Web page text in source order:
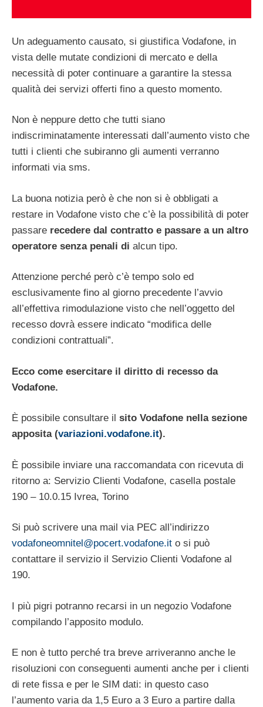
Un adeguamento causato, si giustifica Vodafone, in
vista delle mutate condizioni di mercato e della
necessità di poter continuare a garantire la stessa
qualità dei servizi offerti fino a questo momento.
Non è neppure detto che tutti siano
indiscriminatamente interessati dall’aumento visto che
tutti i clienti che subiranno gli aumenti verranno
informati via sms.
La buona notizia però è che non si è obbligati a
restare in Vodafone visto che c’è la possibilità di poter
passare recedere dal contratto e passare a un altro
operatore senza penali di alcun tipo.
Attenzione perché però c’è tempo solo ed
esclusivamente fino al giorno precedente l’avvio
all’effettiva rimodulazione visto che nell’oggetto del
recesso dovrà essere indicato “modifica delle
condizioni contrattuali”.
Ecco come esercitare il diritto di recesso da
Vodafone.
È possibile consultare il sito Vodafone nella sezione
apposita (variazioni.vodafone.it).
È possibile inviare una raccomandata con ricevuta di
ritorno a: Servizio Clienti Vodafone, casella postale
190 – 10.0.15 Ivrea, Torino
Si può scrivere una mail via PEC all’indirizzo
vodafoneomnitel@pocert.vodafone.it o si può
contattare il servizio il Servizio Clienti Vodafone al
190.
I più pigri potranno recarsi in un negozio Vodafone
compilando l’apposito modulo.
E non è tutto perché tra breve arriveranno anche le
risoluzioni con conseguenti aumenti anche per i clienti
di rete fissa e per le SIM dati: in questo caso
l’aumento varia da 1,5 Euro a 3 Euro a partire dalla